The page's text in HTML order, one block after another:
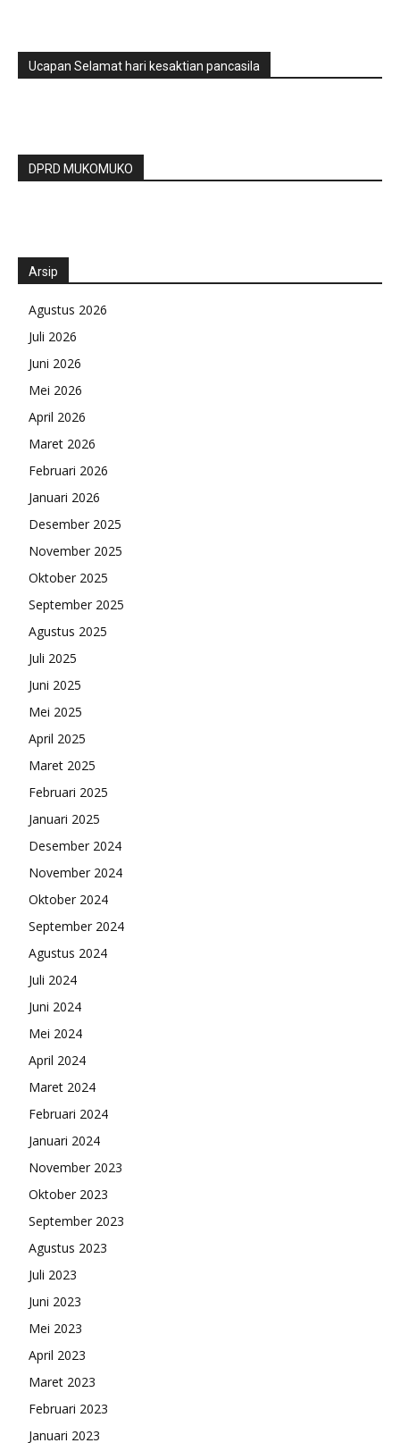
Ucapan Selamat hari kesaktian pancasila
DPRD MUKOMUKO
Arsip
Agustus 2026
Juli 2026
Juni 2026
Mei 2026
April 2026
Maret 2026
Februari 2026
Januari 2026
Desember 2025
November 2025
Oktober 2025
September 2025
Agustus 2025
Juli 2025
Juni 2025
Mei 2025
April 2025
Maret 2025
Februari 2025
Januari 2025
Desember 2024
November 2024
Oktober 2024
September 2024
Agustus 2024
Juli 2024
Juni 2024
Mei 2024
April 2024
Maret 2024
Februari 2024
Januari 2024
November 2023
Oktober 2023
September 2023
Agustus 2023
Juli 2023
Juni 2023
Mei 2023
April 2023
Maret 2023
Februari 2023
Januari 2023